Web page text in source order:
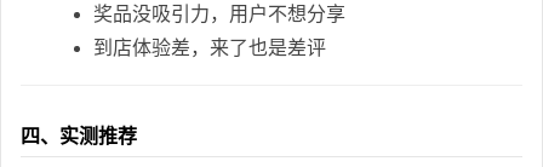
奖品没吸引力，用户不想分享
到店体验差，来了也是差评
四、实测推荐